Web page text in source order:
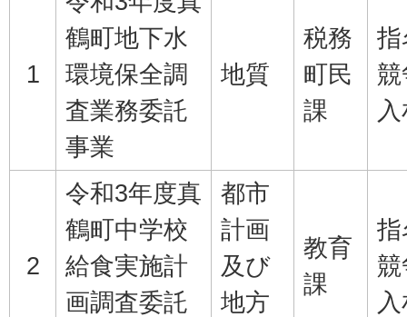
1
鶴町地下水
環境保全調
査業務委託
事業
地質
税務
町民
課
指
2
令和3年度真
鶴町中学校
給食実施計
画調査委託
都市
計画
及び
地方
教育
課
指